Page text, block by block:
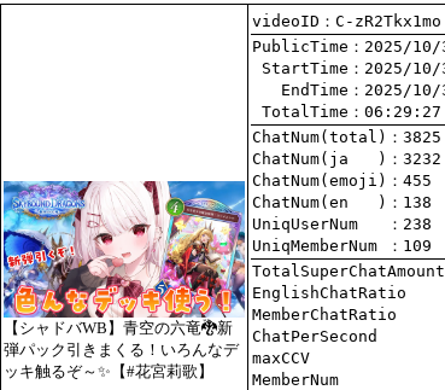
【シャドバWB】青空の六竜🐉新
弾パック引きまくる！いろんなデ
ッキ触るぞ～✨【#花宮莉歌】
videoID：C-zR2Tkx1mo
PublicTime
StartTime
   EndTime
TotalTime ：06:29:27
ChatNum(total)
ChatNum(ja   )
ChatNum(emoji)
ChatNum(en   )
UniqUserNum
：238
UniqMemberNum
：109
TotalSuperChatAmount
EnglishChatRatio
MemberChatRatio
ChatPerSecond
maxCCV
MemberNum